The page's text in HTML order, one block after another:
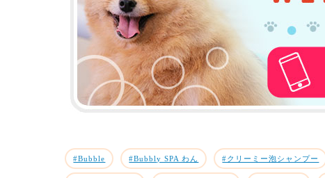
#Bubble #Bubbly SPA わん #クリーミー泡シャンプー